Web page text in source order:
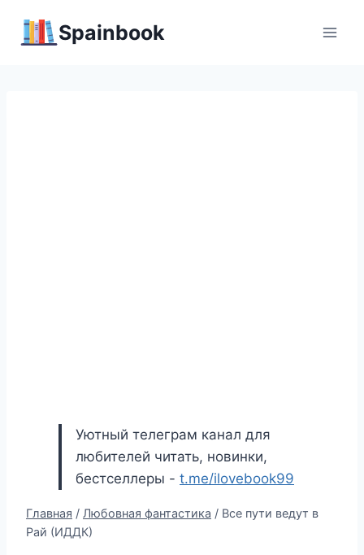
Spainbook
Уютный телеграм канал для
любителей читать, новинки,
бестселлеры - t.me/ilovebook99
Главная / Любовная фантастика / Все пути ведут в
Рай (ИДДК)